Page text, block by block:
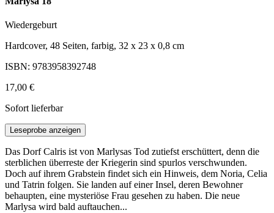
Wiedergeburt
Hardcover, 48 Seiten, farbig, 32 x 23 x 0,8 cm
ISBN: 9783958392748
17,00 €
Sofort lieferbar
Leseprobe anzeigen
Das Dorf Calris ist von Marlysas Tod zutiefst erschüttert, denn die
sterblichen überreste der Kriegerin sind spurlos verschwunden.
Doch auf ihrem Grabstein findet sich ein Hinweis, dem Noria, Celia
und Tatrin folgen. Sie landen auf einer Insel, deren Bewohner
behaupten, eine mysteriöse Frau gesehen zu haben. Die neue
Marlysa wird bald auftauchen...